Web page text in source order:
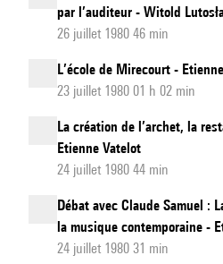
par l’auditeur - Witold
26 juillet 1980 46 min
L’école de Mirecourt -
23 juillet 1980 01 h 02 min
La création de l’archet, la
Etienne Vatelot
24 juillet 1980 44 min
Débat avec Claude Samuel :
la musique contemporaine -
24 juillet 1980 31 min